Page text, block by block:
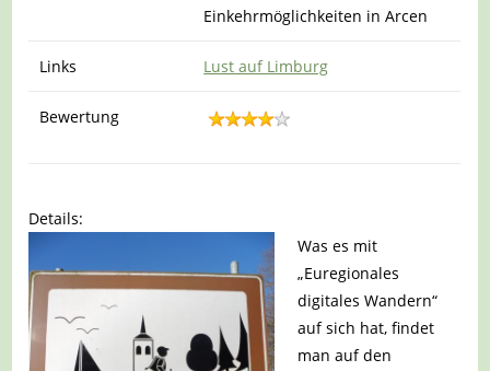
Einkehrmöglichkeiten in Arcen
Links Lust auf Limburg
Bewertung
Details:
Was es mit
„Euregionales
digitales Wandern“
auf sich hat, findet
man auf den